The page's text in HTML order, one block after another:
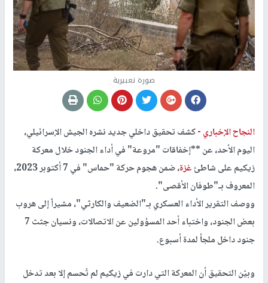
صورة تعبيرية
النجاح الإخباري -كشف تحقيق داخلي جديد نشره الجيش الإسرائيلي،
اليوم الأحد، عن **إخفاقات "مروعة" في أداء الجنود خلال معركة
زيكيم على شاطئغزة
، ضمن هجوم حركة "حماس" في 7 أكتوبر 2023،
المعروف بـ"طوفان الأقصى".
ووصف التقرير الأداء العسكري بـ"الضعيف والكارثي"، مشيراً إلى هروب
بعض الجنود، واختباء أحد المسؤولين عن الاتصالات، ونسيان جثث 7
جنود داخل ملجأ لمدة أسبوع.
وبيّن التحقيق أن المعركة التي دارت في زيكيم لم تُحسم إلا بعد تدخل